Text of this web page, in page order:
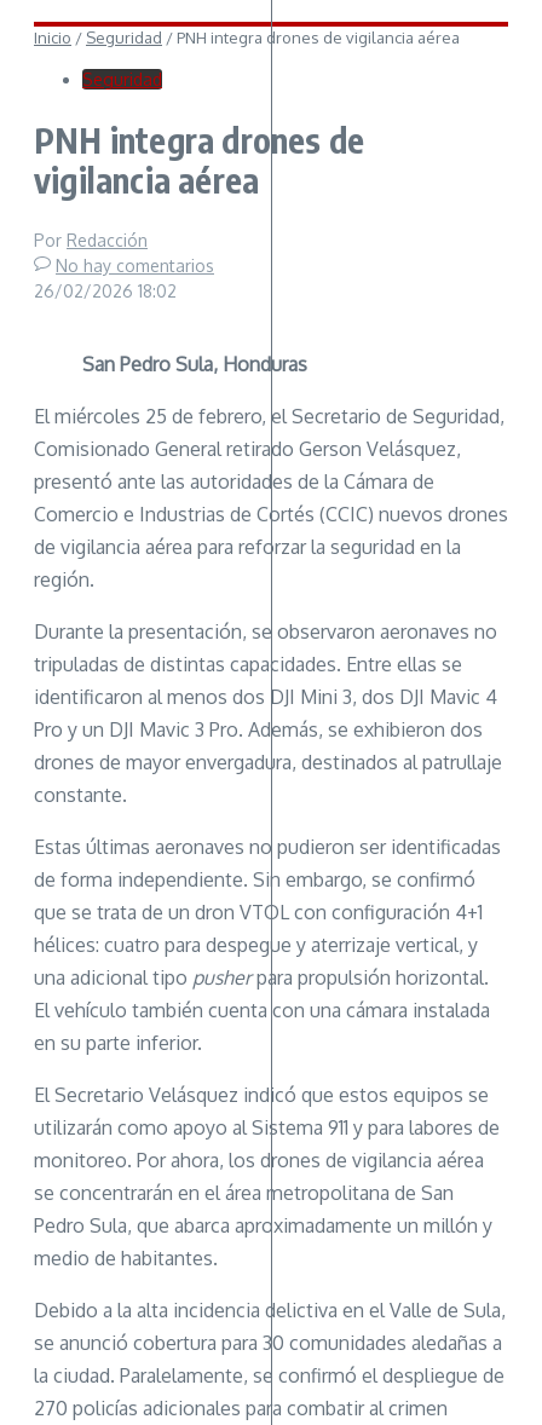
Inicio / Seguridad / PNH integra drones de vigilancia aérea
Seguridad
PNH integra drones de
vigilancia aérea
Por Redacción
No hay comentarios
26/02/2026 18:02
San Pedro Sula, Honduras
El miércoles 25 de febrero, el Secretario de Seguridad,
Comisionado General retirado Gerson Velásquez,
presentó ante las autoridades de la Cámara de
Comercio e Industrias de Cortés (CCIC) nuevos drones
de vigilancia aérea para reforzar la seguridad en la
región.
Durante la presentación, se observaron aeronaves no
tripuladas de distintas capacidades. Entre ellas se
identificaron al menos dos DJI Mini 3, dos DJI Mavic 4
Pro y un DJI Mavic 3 Pro. Además, se exhibieron dos
drones de mayor envergadura, destinados al patrullaje
constante.
Estas últimas aeronaves no pudieron ser identificadas
de forma independiente. Sin embargo, se confirmó
que se trata de un dron VTOL con configuración 4+1
hélices: cuatro para despegue y aterrizaje vertical, y
una adicional tipo pusherpara propulsión horizontal.
El vehículo también cuenta con una cámara instalada
en su parte inferior.
El Secretario Velásquez indicó que estos equipos se
utilizarán como apoyo al Sistema 911 y para labores de
monitoreo. Por ahora, los drones de vigilancia aérea
se concentrarán en el área metropolitana de San
Pedro Sula, que abarca aproximadamente un millón y
medio de habitantes.
Debido a la alta incidencia delictiva en el Valle de Sula,
se anunció cobertura para 30 comunidades aledañas a
la ciudad. Paralelamente, se confirmó el despliegue de
270 policías adicionales para combatir al crimen